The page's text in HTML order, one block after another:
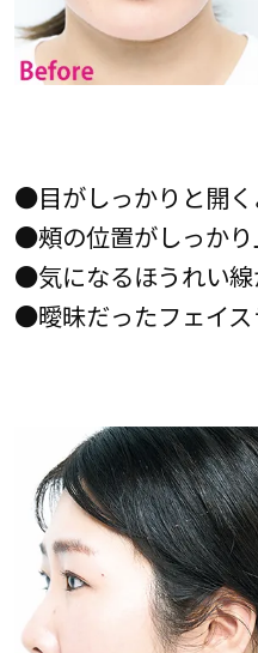
●目がしっかりと開く
●頰の位置がしっかり
●気になるほうれい
●曖昧だったフェイス